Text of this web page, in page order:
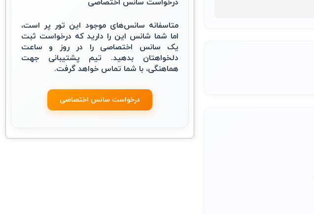
درخواست سانس اختصاصی
متاسفانه سانس‌های موجود این تور پر است،
اما شما شانس این را دارید که درخواست ثبت
یک سانس اختصاصی را در روز و ساعت
دلخواهتان بدهید. تیم پشتیبانی جهت
هماهنگی، با شما تماس خواهد گرفت.
درخواست سانس اختصاصی